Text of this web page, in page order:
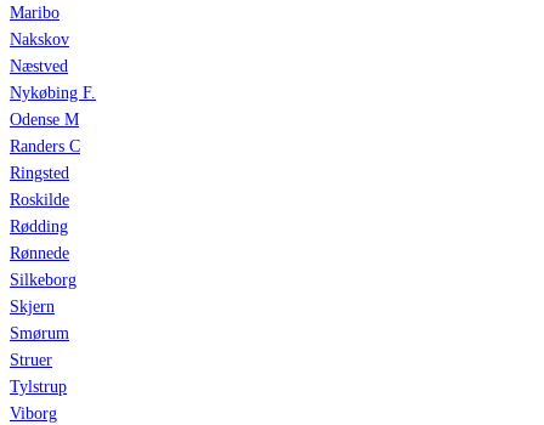
Maribo
Nakskov
Næstved
Nykøbing F.
Odense M
Randers C
Ringsted
Roskilde
Rødding
Rønnede
Silkeborg
Skjern
Smørum
Struer
Tylstrup
Viborg